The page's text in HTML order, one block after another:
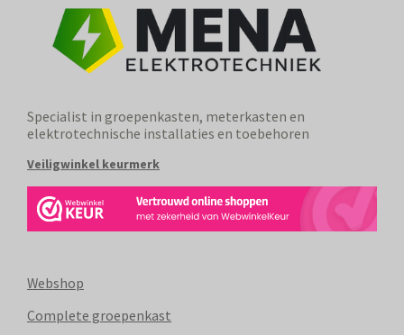
Specialist in groepenkasten, meterkasten en
elektrotechnische installaties en toebehoren
Veiligwinkel keurmerk
Webshop
Complete groepenkast